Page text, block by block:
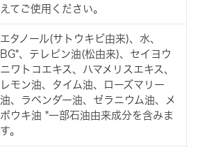
えてご使用ください。
エタノール(サトウキビ由来)、水、
BG*、テレピン油(松由来)、セイヨウ
ニワトコエキス、ハマメリスエキス、
レモン油、タイム油、ローズマリー
油、ラベンダー油、ゼラニウム油、メ
ボウキ油 *一部石油由来成分を含みま
す。